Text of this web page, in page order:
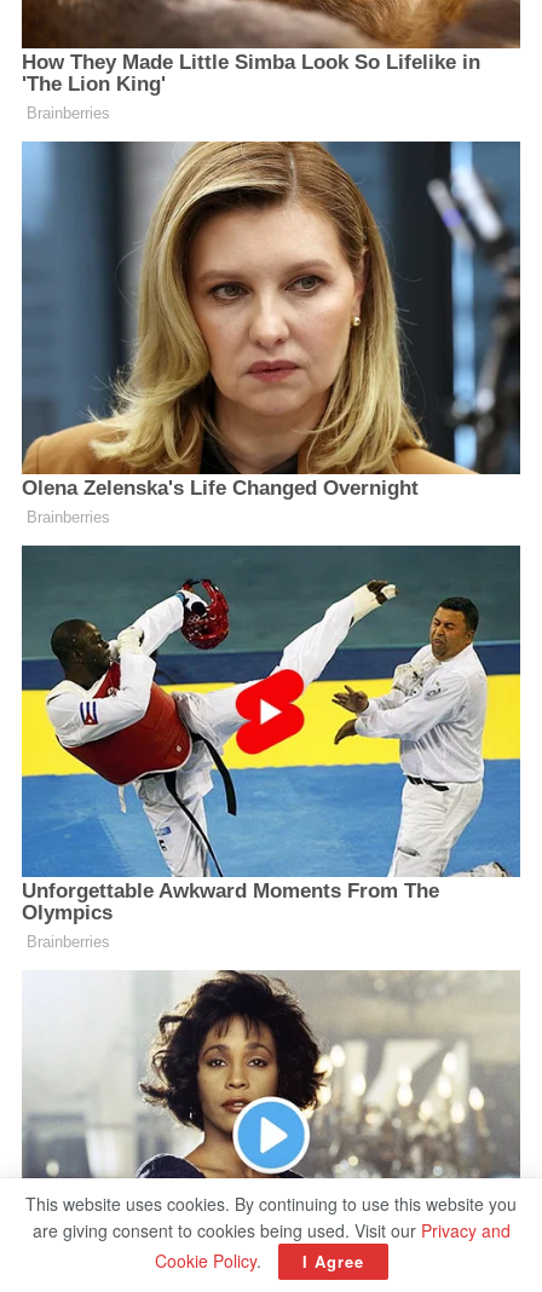
This website uses cookies. By continuing to use this website you
are giving consent to cookies being used. Visit our Privacy and
Cookie Policy. I Agree